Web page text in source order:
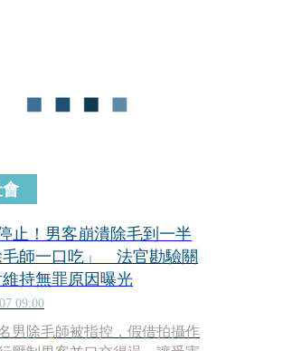
止！男客崩潰除毛到一半
毛師一口吃」 法官勘驗關
持無罪原因曝光
09:00
男除毛師被指控，假借拍攝作